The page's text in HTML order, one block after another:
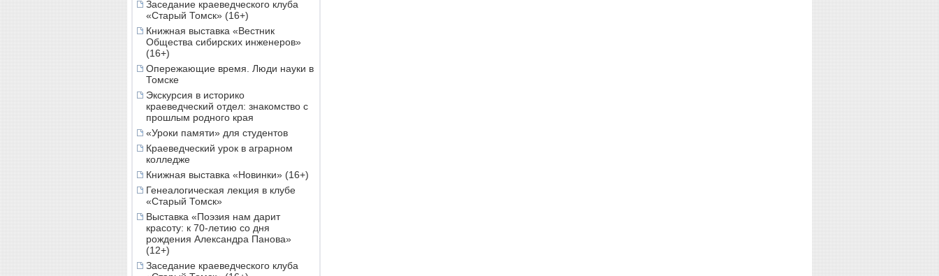
Заседание краеведческого клуба
«Старый Томск» (16+)
Книжная выставка «Вестник
Общества сибирских инженеров»
(16+)
Опережающие время. Люди науки в
Томске
Экскурсия в историко
краеведческий отдел: знакомство с
прошлым родного края
«Уроки памяти» для студентов
Краеведческий урок в аграрном
колледже
Книжная выставка «Новинки» (16+)
Генеалогическая лекция в клубе
«Старый Томск»
Выставка «Поэзия нам дарит
красоту: к 70-летию со дня
рождения Александра Панова»
(12+)
Заседание краеведческого клуба